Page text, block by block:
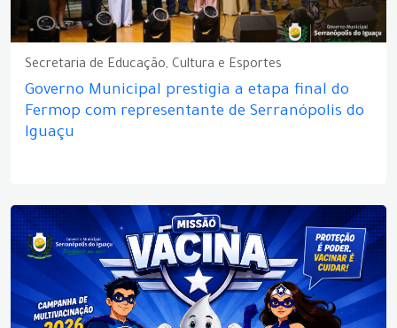
Secretaria de Educação, Cultura e Esportes
Governo Municipal prestigia a etapa final do
Fermop com representante de Serranópolis do
Iguaçu